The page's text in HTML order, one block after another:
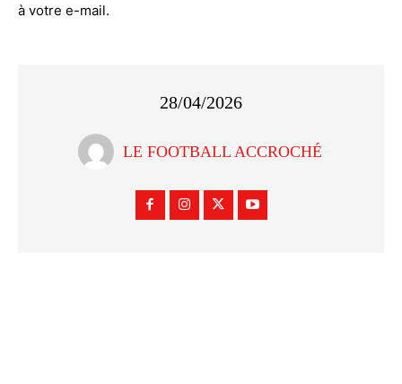
à votre e-mail.
28/04/2026
LE FOOTBALL ACCROCHÉ